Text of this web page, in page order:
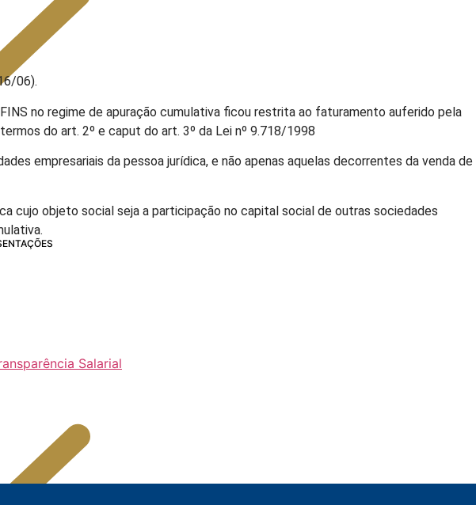
06).
no regime de apuração cumulativa ficou restrita ao faturamento auferido pela
do art. 2º e caput do art. 3º da Lei nº 9.718/1998
empresariais da pessoa jurídica, e não apenas aquelas decorrentes da venda de
cujo objeto social seja a participação no capital social de outras sociedades
Salarial